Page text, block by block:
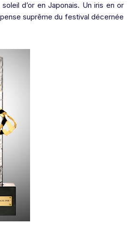
d’or en Japonais. Un iris en or
suprême du festival décernée